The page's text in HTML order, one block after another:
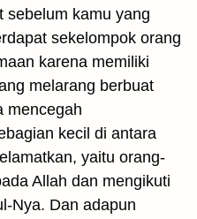
sebelum kamu yang
sekelompok orang
karena memiliki
melarang berbuat
mencegah
kecil di antara
yaitu orang-
Allah dan mengikuti
Nya. Dan adapun